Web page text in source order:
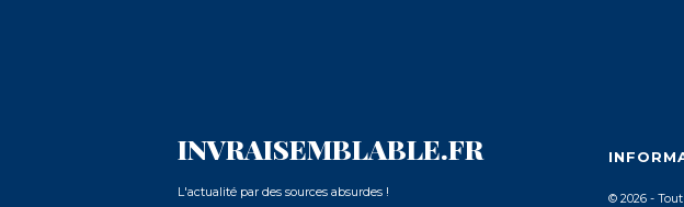
INVRAISEMBLABLE.FR
L'actualité par des sources absurdes ! © 2026 -